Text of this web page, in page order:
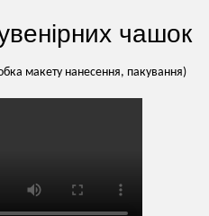
чашок
макету нанесення, пакування)